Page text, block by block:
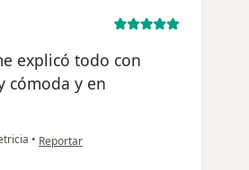
explicó todo con
cómoda y en
• en opinión del usuario Angela May
Reportar